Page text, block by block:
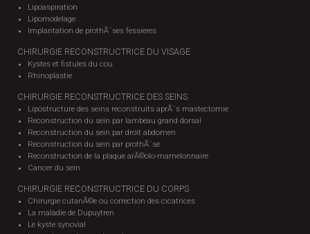
Lipoaspiration
Lipomodelage
Implantation de prothÃ¨ses fessieres
CHIRURGIE RECONSTRUCTRICE DU VISAGE
Kystes et fistules du cou
Rhinoplastie
CHIRURGIE RECONSTRUCTRICE DES SEINS
Lipostructure des seins reconstruits aprÃ¨s mastectomie
Reconstruction du sein par lambeau grand dorsal
Reconstruction du sein par droit abdomen
Reconstruction du sein par prothÃ¨se
Reconstruction de la plaque arÃ©olo-mamelonnaire
Cancer du sein
CHIRURGIE RECONSTRUCTRICE DU CORPS
Chirurgie cutanÃ©e ou correction des cicatrices
La maladie de Dupuytren
Le kyste synovial